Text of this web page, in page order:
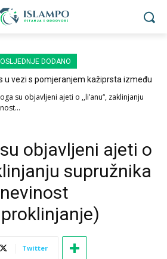
DODANO
u vezi s pomjeranjem kažiprsta između
su objavljeni ajeti o ,,li’anu‘‘, zaklinjanju
objavljeni ajeti o
supružnika
Twitter